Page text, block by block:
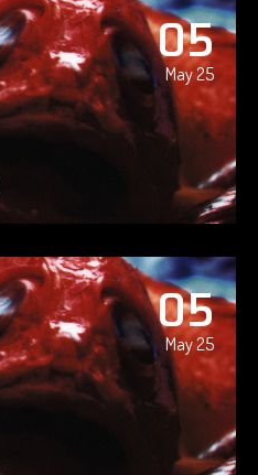
05
May 25
05
May 25